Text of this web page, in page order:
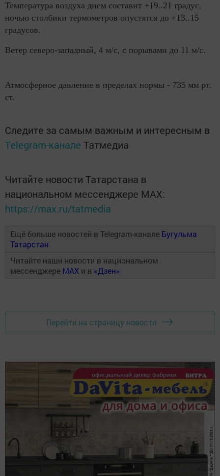
Температура воздуха днем составит +19..21 градус,
ночью столбики термометров опустятся до +13..15
градусов.
Ветер северо-западный, 4 м/с, с порывами до 11 м/с.
Атмосферное давление в пределах нормы - 735 мм рт.
ст.
Следите за самым важным и интересным в
Telegram-канале Татмедиа
Читайте новости Татарстана в
национальном мессенджере MАХ:
https://max.ru/tatmedia
Ещё больше новостей в Telegram-канале Бугульма
Татарстан
Читайте наши новости в национальном
мессенджере MAX и в «Дзен»
Перейти на страницу новости